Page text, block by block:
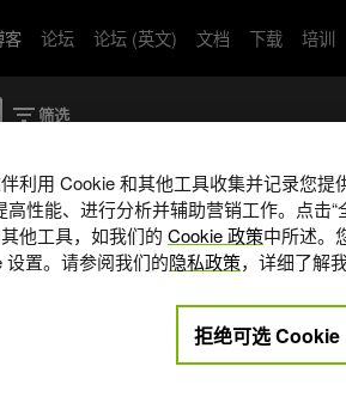
客 论坛 论坛 (英文) 文档 下载 培训
Trust 的临床
在开发数字健康的
利用 Cookie 和其他工具收集并记录您提
性能、进行分析并辅助营销工作。点击“
他工具，如我们的 Cookie 政策中所述。
设置。请参阅我们的隐私政策，详细了解
拒绝可选 Cookie